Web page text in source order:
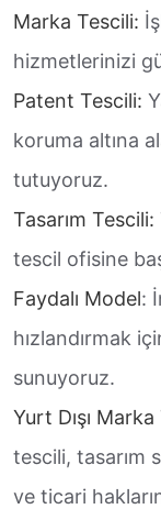
Marka Tescili:
hizmetlerinizi
Patent Tescili:
koruma altına
tutuyoruz.
Tasarım Tescili:
tescil ofisine
Faydalı Model:
hızlandırmak
sunuyoruz.
Yurt Dışı
tescili, tasarım
ve ticari